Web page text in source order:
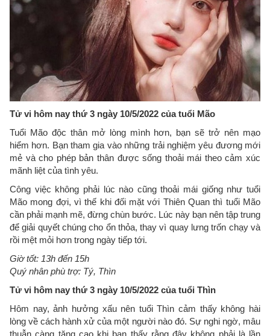
Tử vi hôm nay thứ 3 ngày 10/5/2022 của tuổi Mão
Tuổi Mão độc thân mở lòng mình hơn, bạn sẽ trở nên mạo
hiểm hơn. Bạn tham gia vào những trải nghiệm yêu đương mới
mẻ và cho phép bản thân được sống thoải mái theo cảm xúc
mãnh liệt của tình yêu.
Công việc không phải lúc nào cũng thoải mái giống như tuổi
Mão mong đợi, vì thế khi đối mặt với Thiên Quan thì tuổi Mão
cần phải mạnh mẽ, đừng chùn bước. Lúc này bạn nên tập trung
để giải quyết chúng cho ổn thỏa, thay vì quay lưng trốn chạy và
rồi mệt mỏi hơn trong ngày tiếp tới.
Giờ tốt: 13h đến 15h
Quý nhân phù trợ: Tý, Thìn
Tử vi hôm nay thứ 3 ngày 10/5/2022 của tuổi Thìn
Hôm nay, ảnh hưởng xấu nên tuổi Thìn cảm thấy không hài
lòng về cách hành xử của một người nào đó. Sự nghi ngờ, mâu